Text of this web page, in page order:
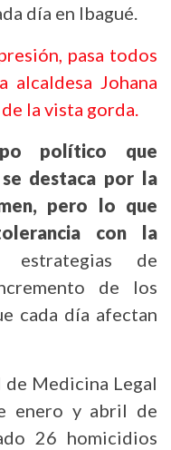
día en Ibagué.
pasa todos
Johana
la vista gorda.
político que
destaca por la
pero lo que
con la
de
de los
cada día afectan
Medicina Legal
enero y abril de
26 homicidios